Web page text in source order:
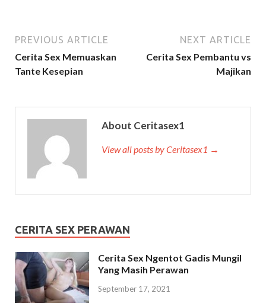
PREVIOUS ARTICLE
Cerita Sex Memuaskan
Tante Kesepian
NEXT ARTICLE
Cerita Sex Pembantu vs
Majikan
About Ceritasex1
View all posts by Ceritasex1 →
CERITA SEX PERAWAN
Cerita Sex Ngentot Gadis Mungil
Yang Masih Perawan
September 17, 2021